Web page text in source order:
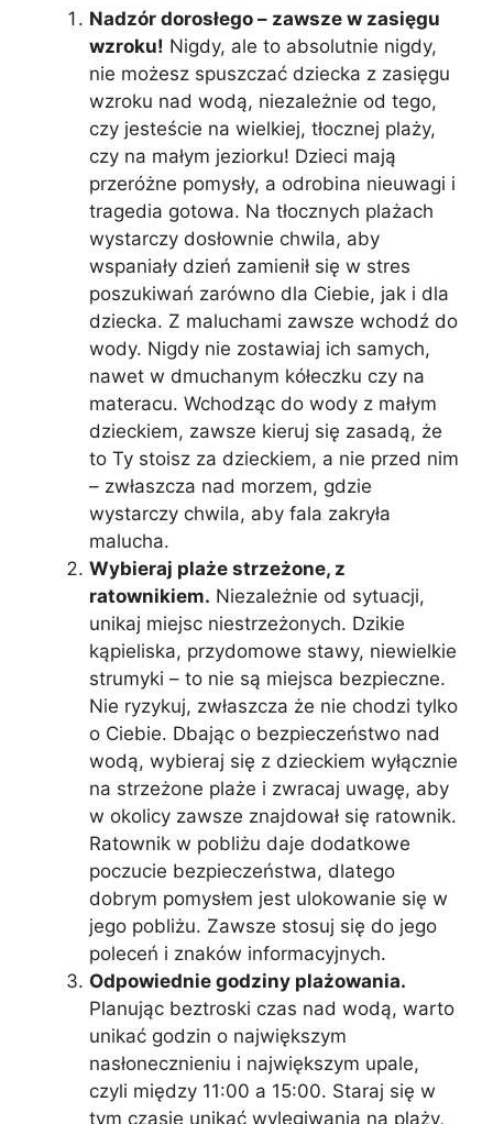
Nadzór dorosłego – zawsze w zasięgu
wzroku! Nigdy, ale to absolutnie nigdy,
nie możesz spuszczać dziecka z zasięgu
wzroku nad wodą, niezależnie od tego,
czy jesteście na wielkiej, tłocznej plaży,
czy na małym jeziorku! Dzieci mają
przeróżne pomysły, a odrobina nieuwagi i
tragedia gotowa. Na tłocznych plażach
wystarczy dosłownie chwila, aby
wspaniały dzień zamienił się w stres
poszukiwań zarówno dla Ciebie, jak i dla
dziecka. Z maluchami zawsze wchodź do
wody. Nigdy nie zostawiaj ich samych,
nawet w dmuchanym kółeczku czy na
materacu. Wchodząc do wody z małym
dzieckiem, zawsze kieruj się zasadą, że
to Ty stoisz za dzieckiem, a nie przed nim
– zwłaszcza nad morzem, gdzie
wystarczy chwila, aby fala zakryła
malucha.
Wybieraj plaże strzeżone, z
ratownikiem. Niezależnie od sytuacji,
unikaj miejsc niestrzeżonych. Dzikie
kąpieliska, przydomowe stawy, niewielkie
strumyki – to nie są miejsca bezpieczne.
Nie ryzykuj, zwłaszcza że nie chodzi tylko
o Ciebie. Dbając o bezpieczeństwo nad
wodą, wybieraj się z dzieckiem wyłącznie
na strzeżone plaże i zwracaj uwagę, aby
w okolicy zawsze znajdował się ratownik.
Ratownik w pobliżu daje dodatkowe
poczucie bezpieczeństwa, dlatego
dobrym pomysłem jest ulokowanie się w
jego pobliżu. Zawsze stosuj się do jego
poleceń i znaków informacyjnych.
Odpowiednie godziny plażowania.
Planując beztroski czas nad wodą, warto
unikać godzin o największym
nasłonecznieniu i największym upale,
czyli między 11:00 a 15:00. Staraj się w
tym czasie unikać wylegiwania na plaży,